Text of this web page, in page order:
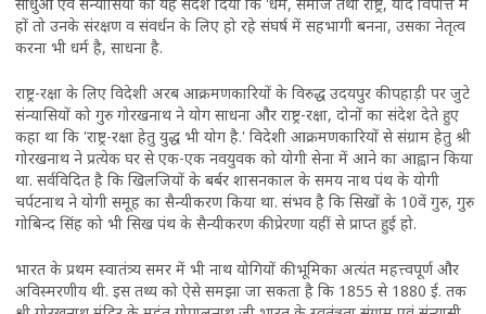
साधुओं एवं संन्यासियों को यह संदेश दिया कि 'धर्म, समाज तथा राष्ट्र, यदि विपत्ति में
हों तो उनके संरक्षण व संवर्धन के लिए हो रहे संघर्ष में सहभागी बनना, उसका नेतृत्व
करना भी धर्म है, साधना है.
राष्ट्र-रक्षा के लिए विदेशी अरब आक्रमणकारियों के विरुद्ध उदयपुर की पहाड़ी पर जुटे
संन्यासियों को गुरु गोरखनाथ ने योग साधना और राष्ट्र-रक्षा, दोनों का संदेश देते हुए
कहा था कि 'राष्ट्र-रक्षा हेतु युद्ध भी योग है.' विदेशी आक्रमणकारियों से संग्राम हेतु श्री
गोरखनाथ ने प्रत्येक घर से एक-एक नवयुवक को योगी सेना में आने का आह्वान किया
था. सर्वविदित है कि खिलजियों के बर्बर शासनकाल के समय नाथ पंथ के योगी
चर्पटनाथ ने योगी समूह का सैन्यीकरण किया था. संभव है कि सिखों के 10वें गुरु, गुरु
गोबिन्द सिंह को भी सिख पंथ के सैन्यीकरण की प्रेरणा यहीं से प्राप्त हुई हो.
भारत के प्रथम स्वातंत्र्य समर में भी नाथ योगियों की भूमिका अत्यंत महत्त्वपूर्ण और
अविस्मरणीय थी. इस तथ्य को ऐसे समझा जा सकता है कि 1855 से 1880 ई. तक